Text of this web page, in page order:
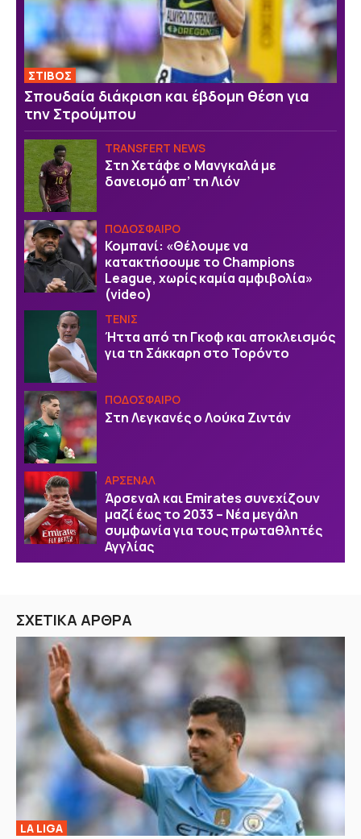
ΣΤΙΒΟΣ
Σπουδαία διάκριση και έβδομη θέση για
την Στρούμπου
TRANSFERT NEWS
Στη Χετάφε ο Μανγκαλά με
δανεισμό απ’ τη Λιόν
ΠΟΔΟΣΦΑΙΡΟ
Κομπανί: «Θέλουμε να
κατακτήσουμε το Champions
League, χωρίς καμία αμφιβολία»
(video)
ΤΕΝΙΣ
Ήττα από τη Γκοφ και αποκλεισμός
για τη Σάκκαρη στο Τορόντο
ΠΟΔΟΣΦΑΙΡΟ
Στη Λεγκανές ο Λούκα Ζιντάν
ΑΡΣΕΝΑΛ
Άρσεναλ και Emirates συνεχίζουν
μαζί έως το 2033 – Νέα μεγάλη
συμφωνία για τους πρωταθλητές
Αγγλίας
ΣΧΕΤΙΚΑ ΑΡΘΡΑ
LA LIGA